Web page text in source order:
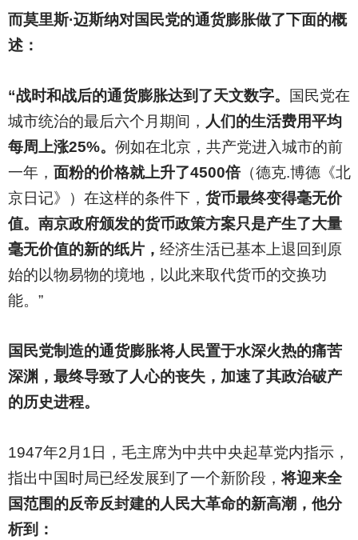
而莫里斯·迈斯纳对国民党的通货膨胀做了下面的概
述：
“战时和战后的通货膨胀达到了天文数字。
国民党在
城市统治的最后六个月期间， 人们的生活费用平均
每周上涨25%。 例如在北京，共产党进入城市的前
一年， 面粉的价格就上升了4500倍（德克.博德《北
京日记》）在这样的条件下， 货币最终变得毫无价
值。南京政府颁发的货币政策方案只是产生了大量
毫无价值的新的纸片， 经济生活已基本上退回到原
始的以物易物的境地，以此来取代货币的交换功
能。”
国民党制造的通货膨胀将人民置于水深火热的痛苦
深渊，最终导致了人心的丧失，加速了其政治破产
的历史进程。
1947年2月1日，毛主席为中共中央起草党内指示，
指出中国时局已经发展到了一个新阶段，将迎来全
国范围的反帝反封建的人民大革命的新高潮，他分
析到：